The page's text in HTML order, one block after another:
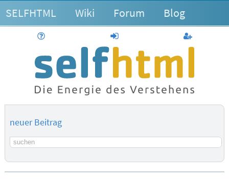
SELFHTML Wiki Forum Blog
anmelden
neuer Beitrag
Suchbegriff